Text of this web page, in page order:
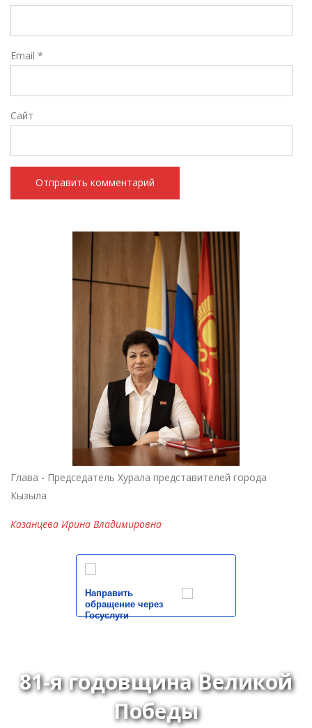
Email *
Сайт
Глава - Председатель Хурала представителей города
Кызыла
Казанцева Ирина Владимировна
Направить
обращение через
Госуслуги
81-я годовщина Великой
Победы